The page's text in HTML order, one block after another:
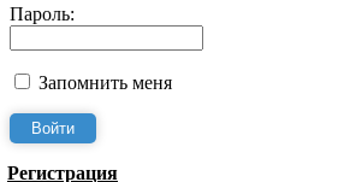
Пароль:
Запомнить меня
Регистрация